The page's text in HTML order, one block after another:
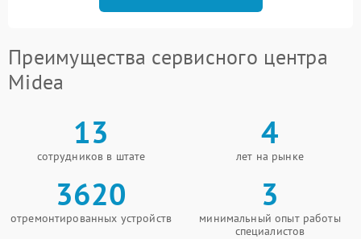
Преимущества сервисного центра
Midea
13
сотрудников в штате
4
лет на рынке
3620
отремонтированных устройств
3
минимальный опыт работы
специалистов